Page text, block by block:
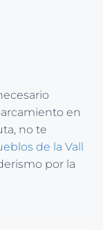
en
no te
de la Vall
por la